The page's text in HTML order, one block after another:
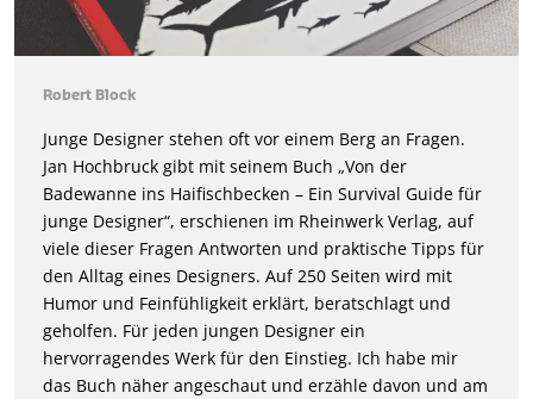
Robert Block
Junge Designer stehen oft vor einem Berg an Fragen.
Jan Hochbruck gibt mit seinem Buch „Von der
Badewanne ins Haifischbecken – Ein Survival Guide für
junge Designer“, erschienen im Rheinwerk Verlag, auf
viele dieser Fragen Antworten und praktische Tipps für
den Alltag eines Designers. Auf 250 Seiten wird mit
Humor und Feinfühligkeit erklärt, beratschlagt und
geholfen. Für jeden jungen Designer ein
hervorragendes Werk für den Einstieg. Ich habe mir
das Buch näher angeschaut und erzähle davon und am